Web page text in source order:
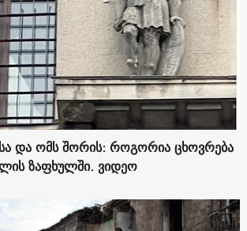
და ომს შორის: როგორია ცხოვრება
ზაფხულში. ვიდეო